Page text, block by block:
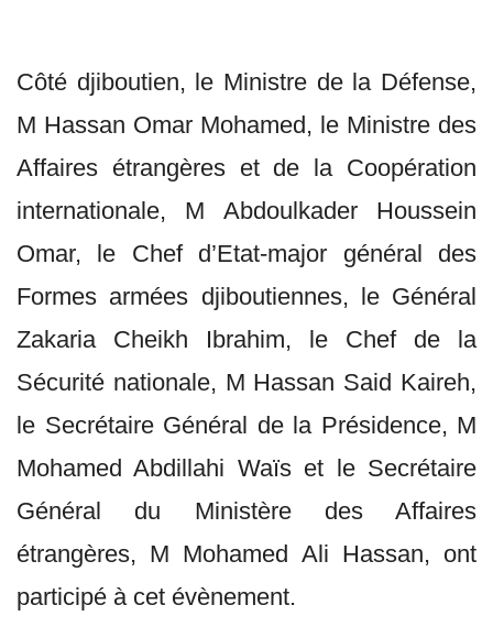
Côté djiboutien, le Ministre de la Défense,
M Hassan Omar Mohamed, le Ministre des
Affaires étrangères et de la Coopération
internationale, M Abdoulkader Houssein
Omar, le Chef d’Etat-major général des
Formes armées djiboutiennes, le Général
Zakaria Cheikh Ibrahim, le Chef de la
Sécurité nationale, M Hassan Said Kaireh,
le Secrétaire Général de la Présidence, M
Mohamed Abdillahi Waïs et le Secrétaire
Général du Ministère des Affaires
étrangères, M Mohamed Ali Hassan, ont
participé à cet évènement.